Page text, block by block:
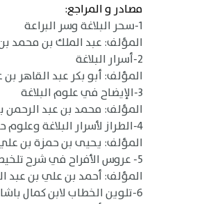
مصادر و المراجع:
1-سحر البلاغة وسر البراعة
المؤلف: عبد الملك بن محمد بن
2-أسرار البلاغة
المؤلف: أبو بكر عبد القاهر بن
3-الإيضاح في علوم البلاغة
المؤلف: محمد بن عبد الرحمن
4-الطراز لأسرار البلاغة وعلوم حقائق الإعجاز
المؤلف: يحيى بن حمزة بن علي
5- عروس الأفراح في شرح تلخيص المفتاح
المؤلف: أحمد بن علي بن عبد
6-تلوين الخطاب لابن كمال باشا دراسة وتحقيق